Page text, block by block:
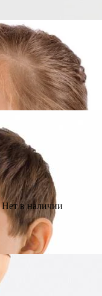
Нет в наличии